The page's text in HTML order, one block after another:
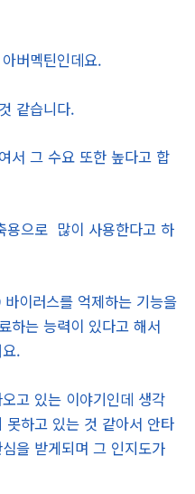
버멕틴인데요.
같습니다.
서 그 수요 또한 높다고 합
용으로 많이 사용한다고 하
이러스를 억제하는 기능을
하는 능력이 있다고 해서
.
고 있는 이야기인데 생각
하고 있는 것 같아서 안타
을 받게되며 그 인지도가